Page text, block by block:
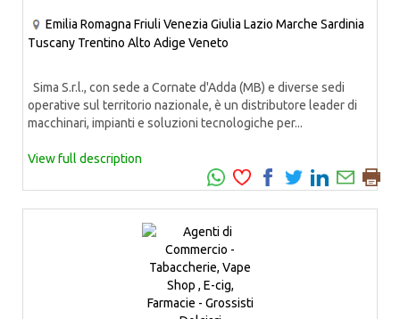
Emilia Romagna Friuli Venezia Giulia Lazio Marche Sardinia
Tuscany Trentino Alto Adige Veneto
Sima S.r.l., con sede a Cornate d'Adda (MB) e diverse sedi
operative sul territorio nazionale, è un distributore leader di
macchinari, impianti e soluzioni tecnologiche per...
View full description